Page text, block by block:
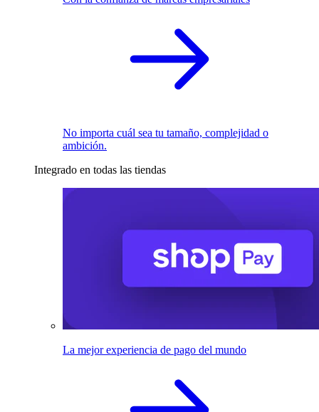
No importa cuál sea tu tamaño, complejidad o
ambición.
Integrado en todas las tiendas
La mejor experiencia de pago del mundo